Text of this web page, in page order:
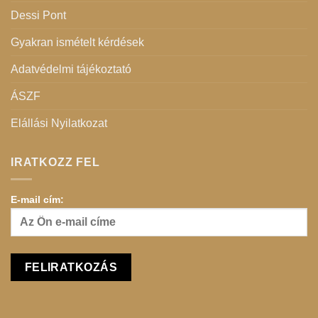
Dessi Pont
Gyakran ismételt kérdések
Adatvédelmi tájékoztató
ÁSZF
Elállási Nyilatkozat
IRATKOZZ FEL
E-mail cím: